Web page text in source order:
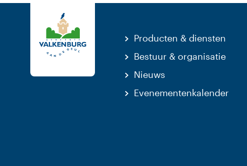
Producten & diensten
Bestuur & organisatie
Nieuws
Evenementenkalender